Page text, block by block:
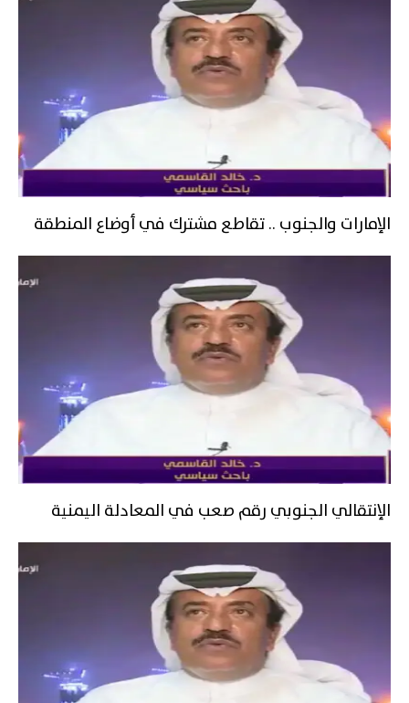
الإمارات والجنوب .. تقاطع مشترك في أوضاع المنطقة
الإنتقالي الجنوبي رقم صعب في المعادلة اليمنية